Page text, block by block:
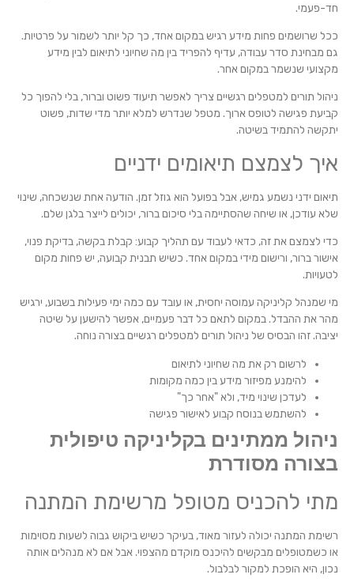
חד-פעמי.
ככל שרושמים פחות מידע רגיש במקום אחד, כך קל יותר לשמור על פרטיות.
גם מבחינת סדר עבודה, עדיף להפריד בין מה שחיוני לתיאום לבין מידע
מקצועי שנשמר במקום אחר.
ניהול תורים למטפלים רגשיים צריך לאפשר תיעוד פשוט וברור, בלי להפוך כל
קביעת פגישה לטופס ארוך. מטפל שנדרש למלא יותר מדי שדות, פשוט
יתקשה להתמיד בשיטה.
איך לצמצם תיאומים ידניים
תיאום ידני נשמע גמיש, אבל בפועל הוא גוזל זמן. הודעה אחת שנשכחה, שינוי
שלא עודכן, או שיחה שהסתיימה בלי סיכום ברור, יכולים לייצר בלגן שלם.
כדי לצמצם את זה, כדאי לעבוד עם תהליך קבוע: קבלת בקשה, בדיקת פנוי,
אישור ברור, ורישום מידי במקום אחד. כשיש תבנית קבועה, יש פחות מקום
לטעויות.
מי שמנהל קליניקה עמוסה יחסית, או עובד עם כמה ימי פעילות בשבוע, ירגיש
מהר את ההבדל. במקום לתאם כל דבר פעמיים, אפשר להישען על שיטה
יציבה. זהו הבסיס של ניהול תורים למטפלים רגשיים בצורה נוחה.
לרשום רק את מה שחיוני לתיאום
להימנע מפיזור מידע בין כמה מקומות
לעדכן שינוי מיד, ולא "אחר כך"
להשתמש בנוסח קבוע לאישור פגישה
ניהול ממתינים בקליניקה טיפולית
בצורה מסודרת
מתי להכניס מטופל מרשימת המתנה
רשימת המתנה יכולה לעזור מאוד, בעיקר כשיש ביקוש גבוה לשעות מסוימות
או כשמטופלים מבקשים להיכנס מוקדם מהצפוי. אבל אם לא מנהלים אותה
נכון, היא הופכת למקור לבלבול.